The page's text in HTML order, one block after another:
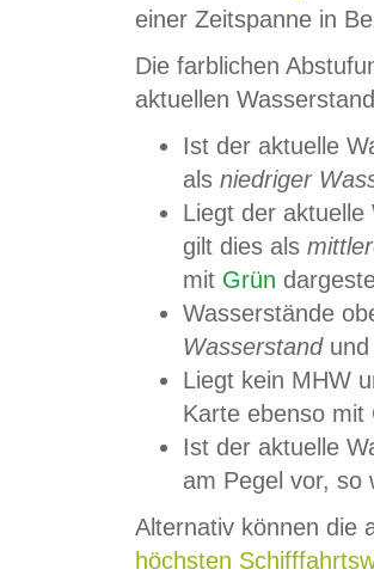
einer Zeitspanne in
Die farblichen
aktuellen
Ist der aktuelle
als niedriger
Liegt der
gilt dies als
mit Grün
Wasserstände
Wasserstandund
Liegt kein MHW
Karte ebenso mit
Ist der aktuelle
am Pegel vor,
Alternativ können die
höchsten